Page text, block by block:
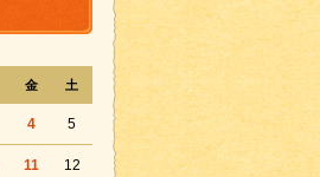
金 土
4 5
11 12